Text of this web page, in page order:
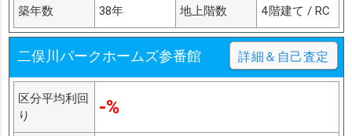
築年数 38年 地上階数 4階建て / RC
二俣川パークホームズ参番館 詳細＆自己査定
区分平均利回
り
-%